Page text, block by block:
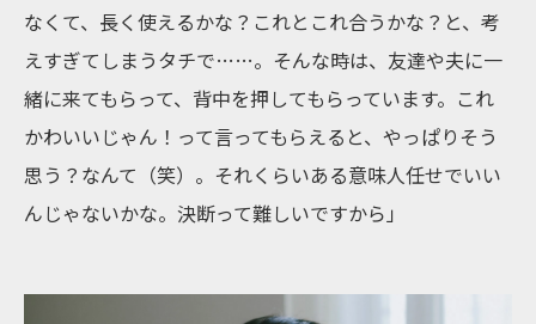
なくて、長く使えるかな？これとこれ合うかな？と、考
えすぎてしまうタチで……。そんな時は、友達や夫に一
緒に来てもらって、背中を押してもらっています。これ
かわいいじゃん！って言ってもらえると、やっぱりそう
思う？なんて（笑）。それくらいある意味人任せでいい
んじゃないかな。決断って難しいですから」